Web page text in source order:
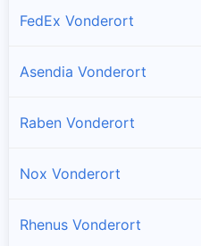
FedEx Vonderort
Asendia Vonderort
Raben Vonderort
Nox Vonderort
Rhenus Vonderort